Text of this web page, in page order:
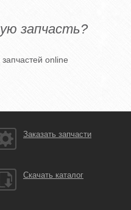
запчасть?
запчастей online
Заказать запчасти
Скачать каталог